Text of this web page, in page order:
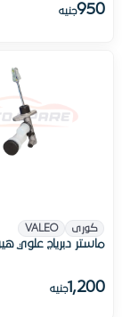
950جنيه
كورى VALEO
ماستر دبرياج علوي
1,200جنيه